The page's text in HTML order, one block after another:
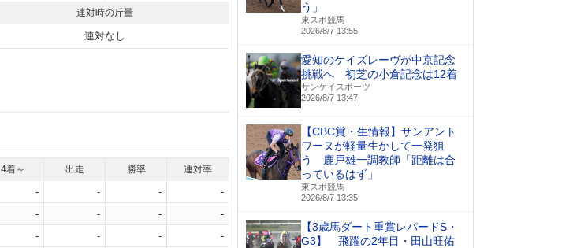
連対時の斤量
連対なし
4着～ 出走 勝率 連対率
- - -
-
- - -
-
- - -
-
う」
東スポ競馬
2026/8/7 13:55
愛知のケイズレーヴが中京記念
挑戦へ 初芝の小倉記念は12着
サンケイスポーツ
2026/8/7 13:47
【CBC賞・生情報】サンアント
ワーヌが軽量生かして一発狙
う 鹿戸雄一調教師「距離は合
っているはず」
東スポ競馬
2026/8/7 13:35
【3歳馬ダート重賞レパードS・
G3】 飛躍の2年目・田山旺佑